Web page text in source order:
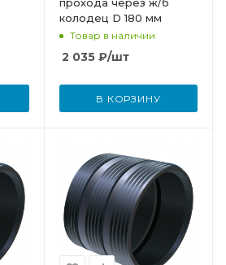
колодец D 180 мм
Товар в наличии
2 035₽/шт
В КОРЗИНУ